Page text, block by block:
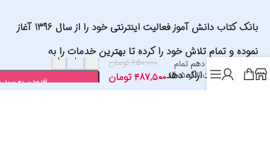
بانک کتاب دانش آموز فعالیت اینترنتی خود را از سال 1396 آغاز
نموده و تمام تلاش خود را کرده تا بهترین خدمات را به
مشتریان خود ارائه دهد .
هندسه دهم تمام
انتشارات الگو 1405
۶۵۰,۰۰۰تومان
۴۸۷,۵۰۰ تومان
-
+
افزودن به